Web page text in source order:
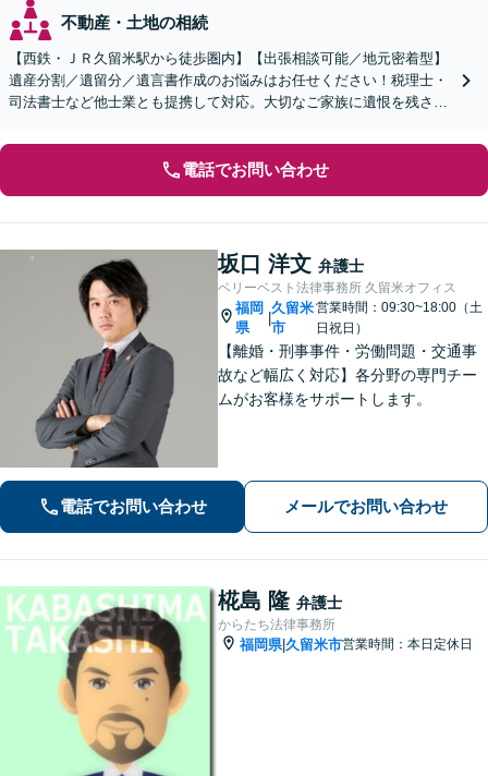
不動産・土地の相続
【西鉄・ＪＲ久留米駅から徒歩圏内】【出張相談可能／地元密着型】
遺産分割／遺留分／遺言書作成のお悩みはお任せください！税理士・
司法書士など他士業とも提携して対応。大切なご家族に遺恨を残さな
電話でお問い合わせ
坂口 洋文 弁護士
ベリーベスト法律事務所 久留米オフィス
福岡
県
|
久留米
市
営業時間：09:30~18:00（土
日祝日）
【離婚・刑事事件・労働問題・交通事
故など幅広く対応】各分野の専門チー
ムがお客様をサポートします。
電話でお問い合わせ メールでお問い合わせ
椛島 隆 弁護士
からたち法律事務所
福岡県|久留米市営業時間：本日定休日